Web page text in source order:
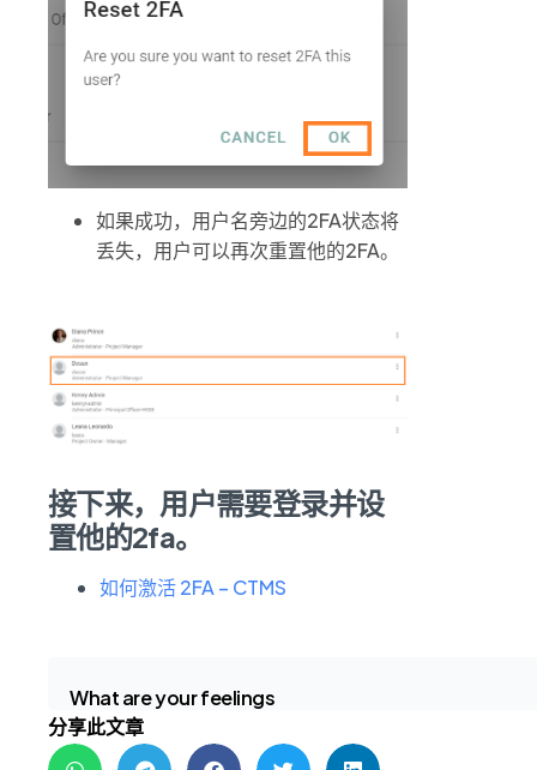
如果成功，用户名旁边的2FA状态将
丢失，用户可以再次重置他的2FA。
接下来，用户需要登录并设
置他的2fa。
如何激活 2FA – CTMS
What are your feelings
分享此文章